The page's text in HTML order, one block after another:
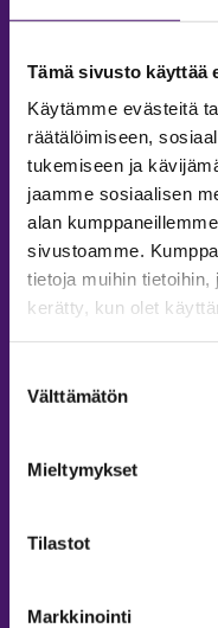
Tämä sivusto käyttää
Käytämme evästeitä
räätälöimiseen,
tukemiseen ja
jaamme sosiaalisen
alan
sivustoamme.
tietoja muihin tietoihin,
kerätty, kun olet
valinta
Välttämätön
Mieltymykset
Tilastot
Markkinointi